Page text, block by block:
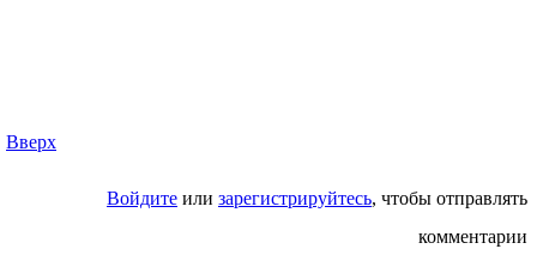
Вверх
Войдите или зарегистрируйтесь, чтобы отправлять
комментарии